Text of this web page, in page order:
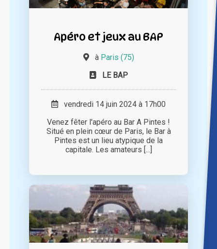
Apéro et jeux au BAP
à Paris (75)
LE BAP
vendredi 14 juin 2024 à 17h00
Venez fêter l'apéro au Bar A Pintes !
Situé en plein cœur de Paris, le Bar à
Pintes est un lieu atypique de la
capitale. Les amateurs [...]